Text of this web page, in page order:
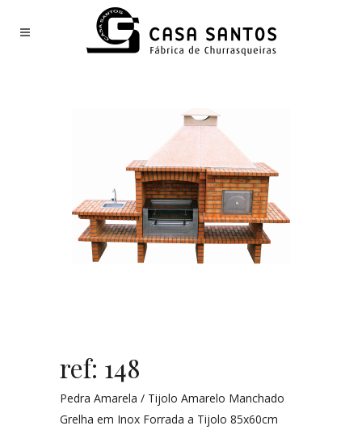
ref: 148
Pedra Amarela / Tijolo Amarelo Manchado
Grelha em Inox Forrada a Tijolo 85x60cm